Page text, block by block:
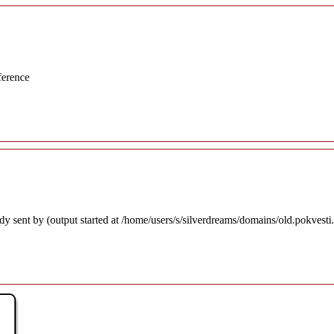
sent by (output started at /home/users/s/silverdreams/domains/